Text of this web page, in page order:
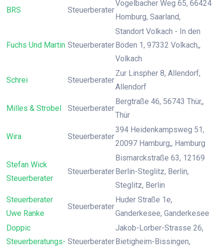
BRS Steuerberater
Vogelbacher Weg 65, 66424
Homburg, Saarland,
Fuchs Und Martin Steuerberater
Standort Volkach - In den
Böden 1, 97332 Volkach,,
Volkach
Schrei Steuerberater
Zur Linspher 8, Allendorf,
Allendorf
Milles & Strobel Steuerberater
Bergtraße 46, 56743 Thür,,
Thür
Wira Steuerberater
394 Heidenkampsweg 51,
20097 Hamburg,, Hamburg
Stefan Wick
Steuerberater
Steuerberater
Bismarckstraße 63, 12169
Berlin-Steglitz, Berlin,
Steglitz, Berlin
Steuerberater
Uwe Ranke
Steuerberater
Huder Straße 1e,
Ganderkesee, Ganderkesee
Doppic
Steuerberatungs- Steuerberater
Jakob-Lorber-Strasse 26,
Bietigheim-Bissingen,